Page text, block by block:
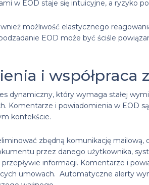
w EOD staje się intuicyjne, a ryzyko
możliwość elastycznego
EOD może być ściśle
i współpraca
dynamiczny, który wymaga stałej
Komentarze i powiadomienia w EOD
kontekście.
zbędną komunikację
przez danego użytkownika,
informacji. Komentarze i
umowach. Automatyczne alerty